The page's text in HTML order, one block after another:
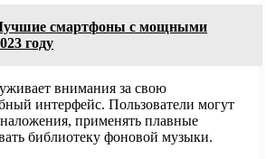
смартфоны с мощными
году
внимания за свою
интерфейс. Пользователи могут
наложения, применять плавные
библиотеку фоновой музыки.